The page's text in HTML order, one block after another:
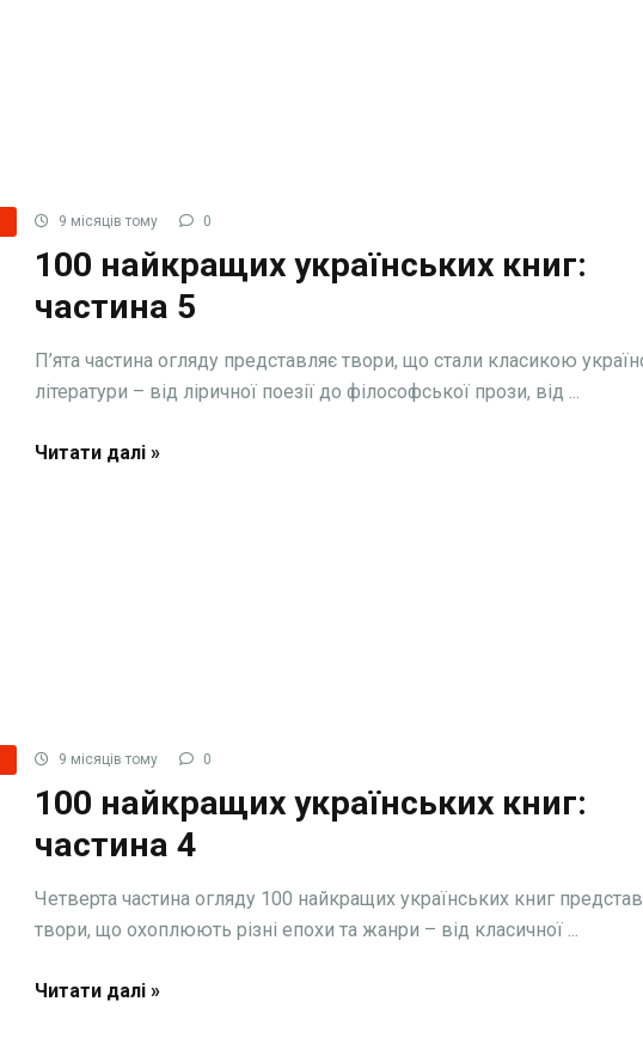
9 місяців тому 0
100 найкращих українських книг:
частина 5
П’ята частина огляду представляє твори, що стали класикою
літератури – від ліричної поезії до філософської прози, від ...
Читати далі »
9 місяців тому 0
100 найкращих українських книг:
частина 4
Четверта частина огляду 100 найкращих українських книг
твори, що охоплюють різні епохи та жанри – від класичної ...
Читати далі »